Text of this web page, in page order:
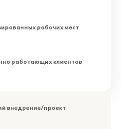
рабочих мест
работающих клиентов
внедрение/проект